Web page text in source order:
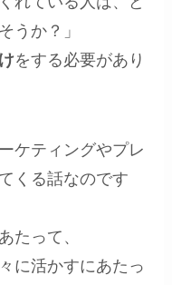
うか？」
をする必要があり
ケティングやプレ
くる話なのです
たって、
に活かすにあたっ